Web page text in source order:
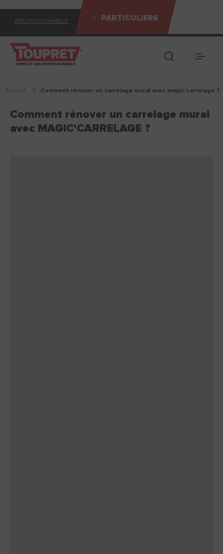
PROFESSIONNELS PARTICULIERS
Afficher le
Accueil comment rénover un carrelage mural avec magic'carrelage ?
Comment rénover un carrelage mural
avec MAGIC'CARRELAGE ?